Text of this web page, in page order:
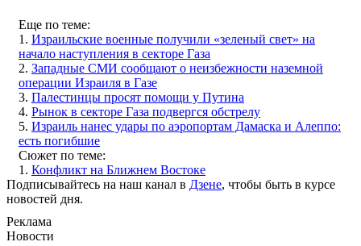
Еще по теме:
1. Израильские военные получили «зеленый свет» на
начало наступления в секторе Газа
2. Западные СМИ сообщают о неизбежности наземной
операции Израиля в Газе
3. Палестинцы просят помощи у Путина
4. Рынок в секторе Газа подвергся обстрелу
5. Израиль нанес удары по аэропортам Дамаска и Алеппо:
есть погибшие
Сюжет по теме:
1. Конфликт на Ближнем Востоке
Подписывайтесь на наш канал в Дзене, чтобы быть в курсе
новостей дня.
Реклама
Новости